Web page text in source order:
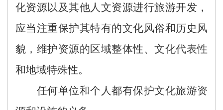
化资源以及其他人文资源进行旅游开发，
应当注重保护其特有的文化风俗和历史风
貌 ，维护资源的区域整体性、文化代表性
和地域特殊性。
任何单位和个人都有保护文化旅游资